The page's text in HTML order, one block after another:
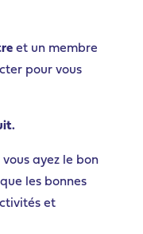
et un membre
pour vous
vous ayez le bon
les bonnes
et